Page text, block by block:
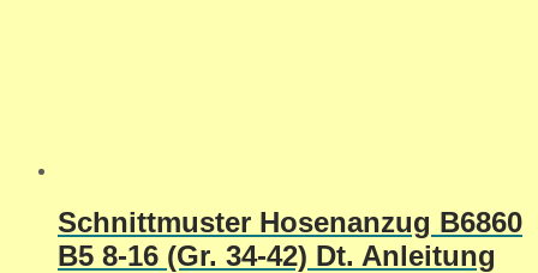
Schnittmuster Hosenanzug B6860
B5 8-16 (Gr. 34-42) Dt. Anleitung